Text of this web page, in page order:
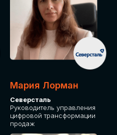
Мария Лорман
Северсталь
Руководитель управления
цифровой трансформации
продаж